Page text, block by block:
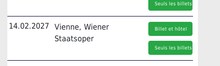
Seuls les billets
14.02.2027
Vienne, Wiener
Staatsoper
Billet et hôtel
Seuls les billets